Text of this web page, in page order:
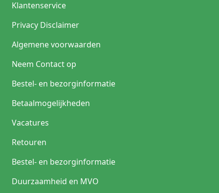
Klantenservice
Privacy Disclaimer
Algemene voorwaarden
Neem Contact op
Bestel- en bezorginformatie
Betaalmogelijkheden
Vacatures
Retouren
Bestel- en bezorginformatie
Duurzaamheid en MVO